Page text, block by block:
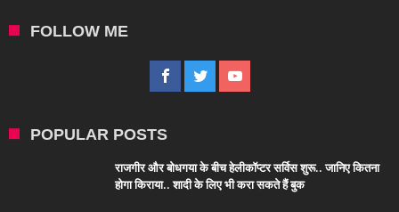
FOLLOW ME
POPULAR POSTS
राजगीर और बोधगया के बीच हेलीकॉप्टर सर्विस शुरू.. जानिए कितना
होगा किराया.. शादी के लिए भी करा सकते हैं बुक